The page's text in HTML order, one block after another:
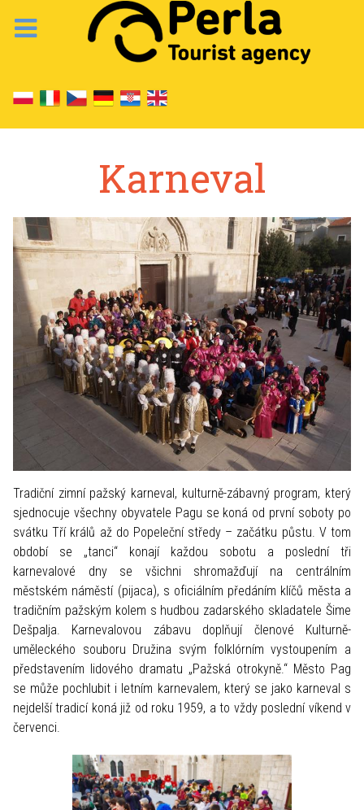
Karneval
Tradiční zimní pažský karneval, kulturně-zábavný program, který
sjednocuje všechny obyvatele Pagu se koná od první soboty po
svátku Tří králů až do Popeleční středy – začátku půstu. V tom
období se „tanci“ konají každou sobotu a poslední tři
karnevalové dny se všichni shromažďují na centrálním
městském náměstí (pijaca), s oficiálním předáním klíčů města a
tradičním pažským kolem s hudbou zadarského skladatele Šime
Dešpalja. Karnevalovou zábavu doplňují členové Kulturně-
uměleckého souboru Družina svým folklórním vystoupením a
představením lidového dramatu „Pažská otrokyně.“ Město Pag
se může pochlubit i letním karnevalem, který se jako karneval s
nejdelší tradicí koná již od roku 1959, a to vždy poslední víkend v
červenci.